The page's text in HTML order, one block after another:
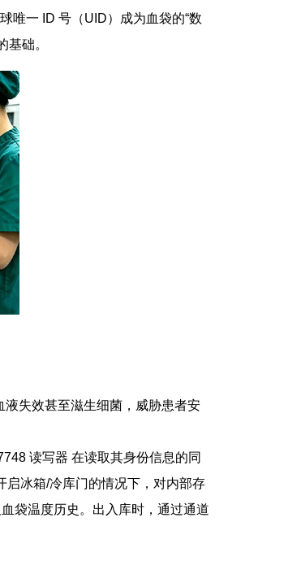
唯一 ID 号（UID）成为血袋的“数
础。
失效甚至滋生细菌，威胁患者安
读写器 在读取其身份信息的同
启冰箱/冷库门的情况下，对内部存
袋温度历史。出入库时，通过通道